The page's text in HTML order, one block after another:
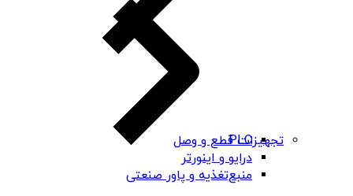
PLC
درایو و اینورتر
منبع‌تغذیه و پاور صنعتی
تجهیزات قطع و وصل